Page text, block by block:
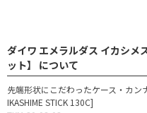
ダイワ エメラルダス イカシメ
ット】 について
先端形状にこだわったケース・カン
IKASHIME STICK 130C]